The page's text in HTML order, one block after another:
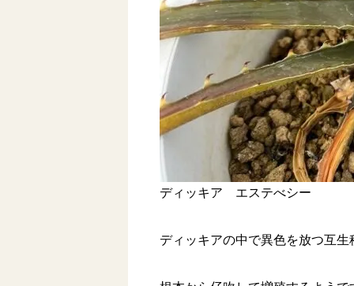
ディッキア エステべシー
ディッキアの中で異色を放つ互生